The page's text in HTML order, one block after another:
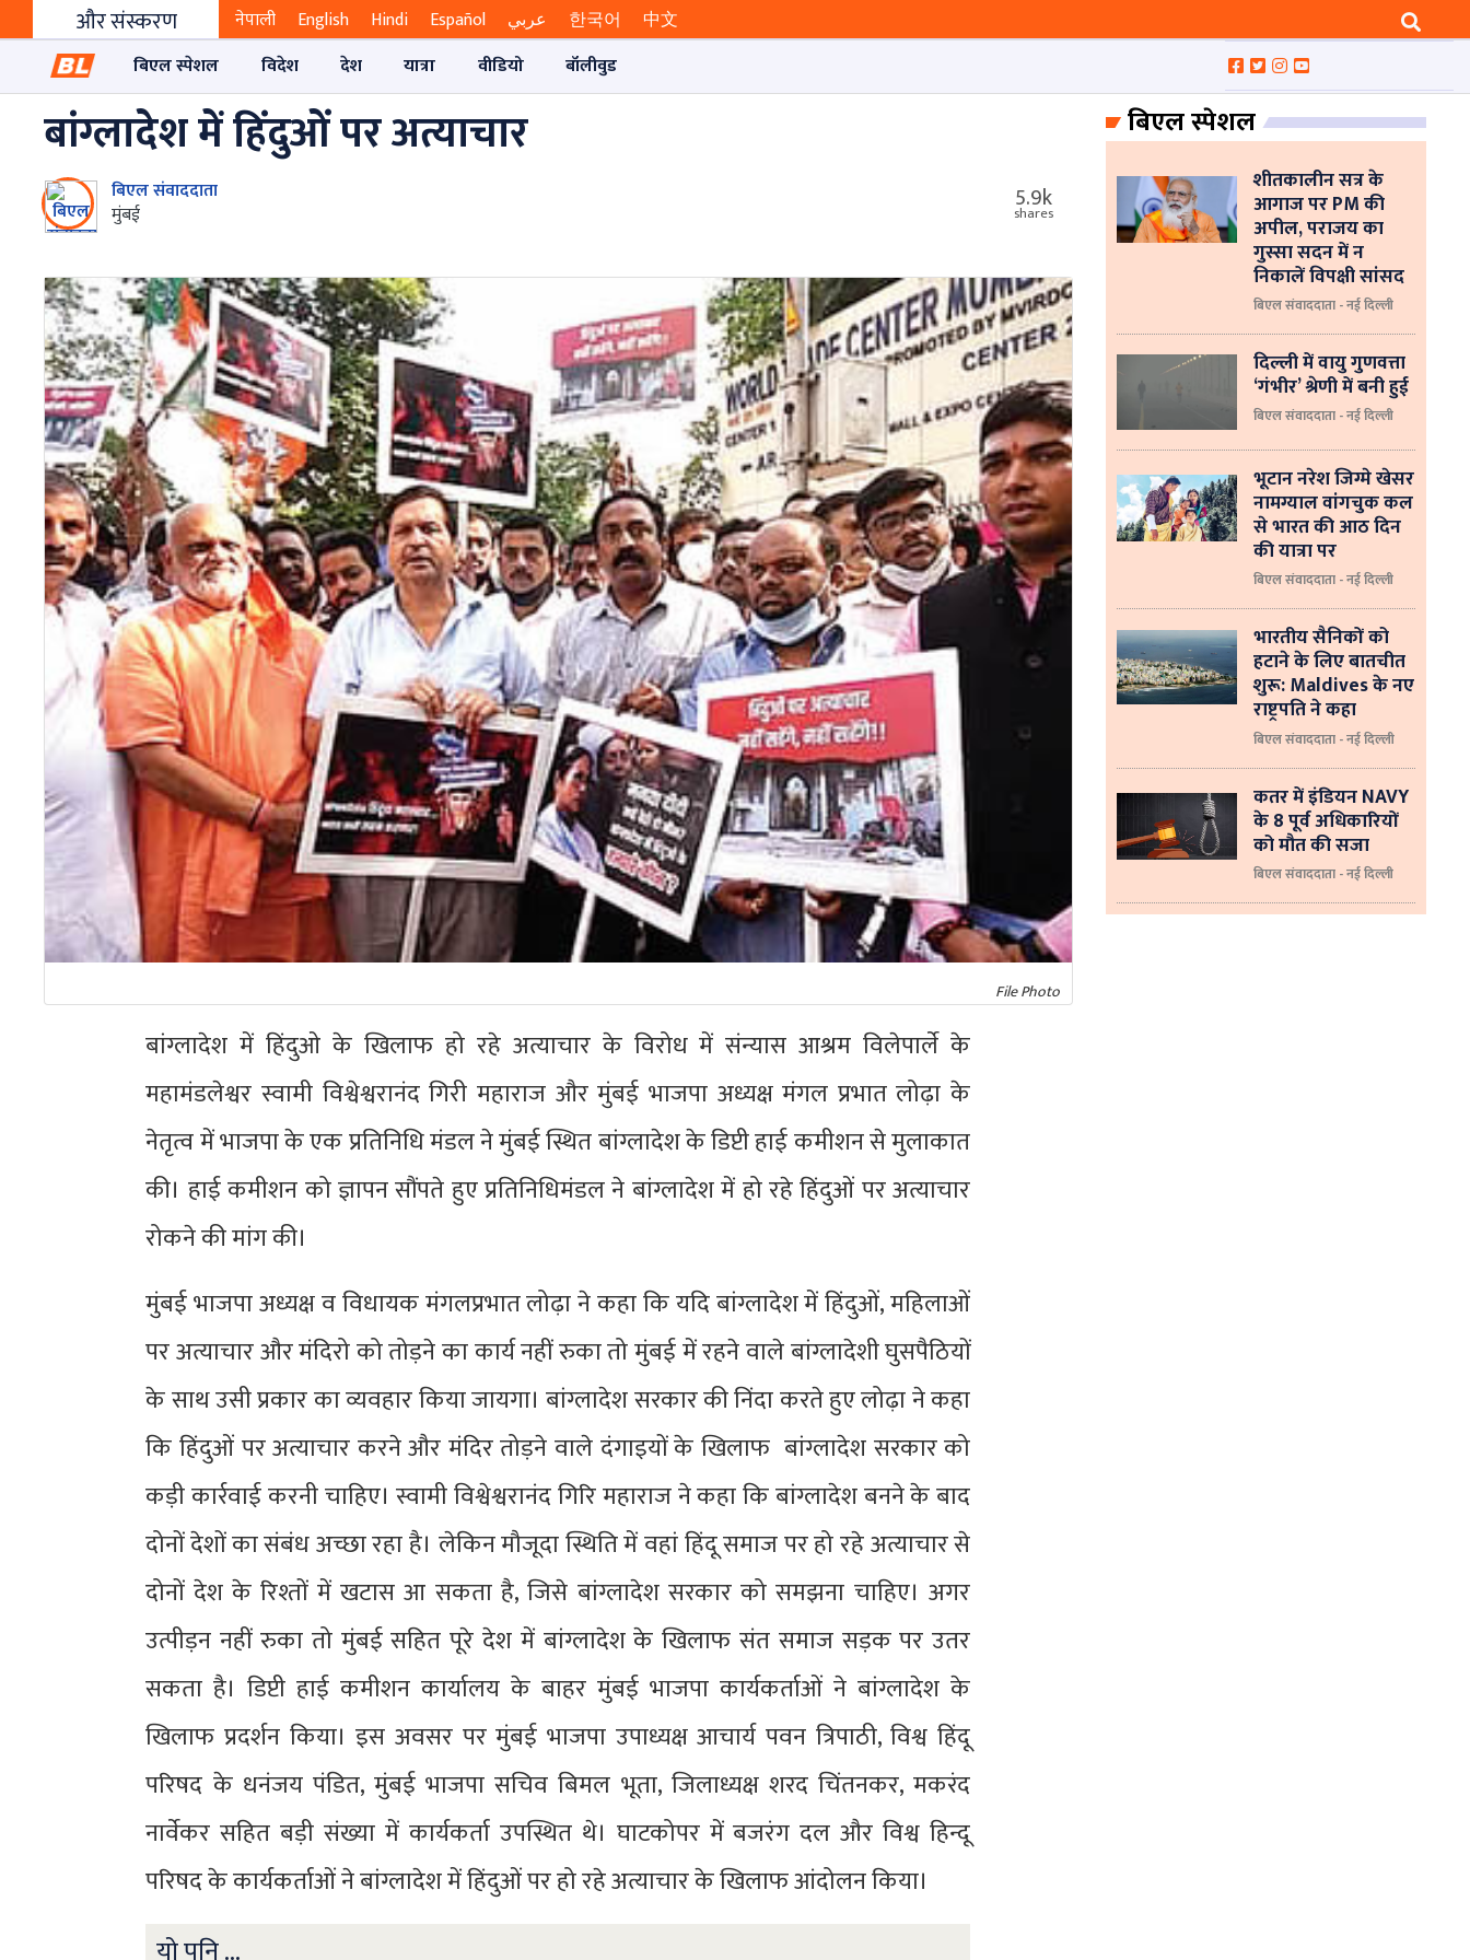
और संस्करण नेपाली English Hindi Español عربي 한국어
中文
बिएल स्पेशल
विदेश देश यात्रा वीडियो बॉलीवुड
बांग्लादेश में हिंदुओं पर अत्याचार
बिएल संवाददाता
मुंबई
5.9k
shares
File Photo
बांग्लादेश में हिंदुओ के खिलाफ हो रहे अत्याचार के विरोध में संन्यास आश्रम विलेपार्ले के
महामंडलेश्वर स्वामी विश्वेश्वरानंद गिरी महाराज और मुंबई भाजपा अध्यक्ष मंगल प्रभात लोढ़ा के
नेतृत्व में भाजपा के एक प्रतिनिधि मंडल ने मुंबई स्थित बांग्लादेश के डिप्टी हाई कमीशन से मुलाकात
की। हाई कमीशन को ज्ञापन सौंपते हुए प्रतिनिधिमंडल ने बांग्लादेश में हो रहे हिंदुओं पर अत्याचार
रोकने की मांग की।
मुंबई भाजपा अध्यक्ष व विधायक मंगलप्रभात लोढ़ा ने कहा कि यदि बांग्लादेश में हिंदुओं, महिलाओं
पर अत्याचार और मंदिरो को तोड़ने का कार्य नहीं रुका तो मुंबई में रहने वाले बांग्लादेशी घुसपैठियों
के साथ उसी प्रकार का व्यवहार किया जायगा। बांग्लादेश सरकार की निंदा करते हुए लोढ़ा ने कहा
कि हिंदुओं पर अत्याचार करने और मंदिर तोड़ने वाले दंगाइयों के खिलाफ बांग्लादेश सरकार को
कड़ी कार्रवाई करनी चाहिए। स्वामी विश्वेश्वरानंद गिरि महाराज ने कहा कि बांग्लादेश बनने के बाद
दोनों देशों का संबंध अच्छा रहा है। लेकिन मौजूदा स्थिति में वहां हिंदू समाज पर हो रहे अत्याचार से
दोनों देश के रिश्तों में खटास आ सकता है, जिसे बांग्लादेश सरकार को समझना चाहिए। अगर
उत्पीड़न नहीं रुका तो मुंबई सहित पूरे देश में बांग्लादेश के खिलाफ संत समाज सड़क पर उतर
सकता है। डिप्टी हाई कमीशन कार्यालय के बाहर मुंबई भाजपा कार्यकर्ताओं ने बांग्लादेश के
खिलाफ प्रदर्शन किया। इस अवसर पर मुंबई भाजपा उपाध्यक्ष आचार्य पवन त्रिपाठी, विश्व हिंदू
परिषद के धनंजय पंडित, मुंबई भाजपा सचिव बिमल भूता, जिलाध्यक्ष शरद चिंतनकर, मकरंद
नार्वेकर सहित बड़ी संख्या में कार्यकर्ता उपस्थित थे। घाटकोपर में बजरंग दल और विश्व हिन्दू
परिषद के कार्यकर्ताओं ने बांग्लादेश में हिंदुओं पर हो रहे अत्याचार के खिलाफ आंदोलन किया।
बिएल स्पेशल
शीतकालीन सत्र के
आगाज पर PM की
अपील, पराजय का
गुस्सा सदन में न
निकालें विपक्षी सांसद
बिएल संवाददाता - नई दिल्ली
दिल्ली में वायु गुणवत्ता
‘गंभीर’ श्रेणी में बनी हुई
बिएल संवाददाता - नई दिल्ली
भूटान नरेश जिग्मे खेसर
नामग्याल वांगचुक कल
से भारत की आठ दिन
की यात्रा पर
बिएल संवाददाता - नई दिल्ली
भारतीय सैनिकों को
हटाने के लिए बातचीत
शुरू: Maldives के नए
राष्ट्रपति ने कहा
बिएल संवाददाता - नई दिल्‍ली
कतर में इंडियन NAVY
के 8 पूर्व अधिकारियों
को मौत की सजा
बिएल संवाददाता - नई दिल्ली